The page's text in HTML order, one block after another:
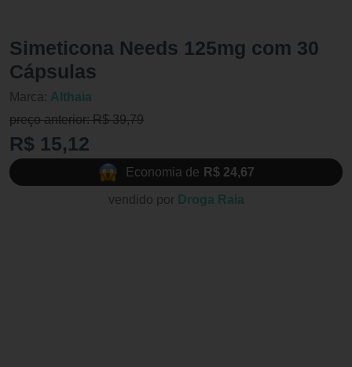
Simeticona Needs 125mg com 30
Cápsulas
Marca: Althaia
preço anterior: R$ 39,79
R$ 15,12
Economia de R$ 24,67
vendido por Droga Raia